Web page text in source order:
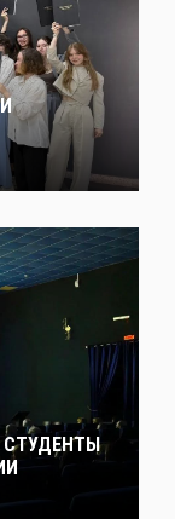
СТУДЕНТЫ